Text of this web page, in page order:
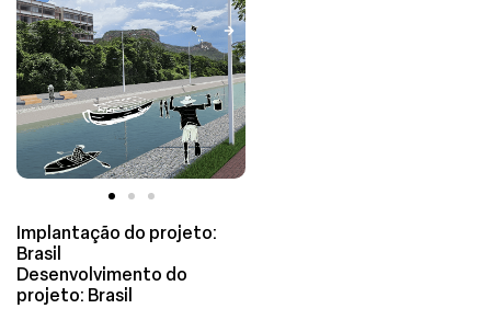
Implantação do projeto:
Brasil
Desenvolvimento do
projeto: Brasil